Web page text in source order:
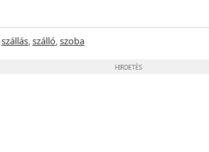
szállás,szálló,szoba